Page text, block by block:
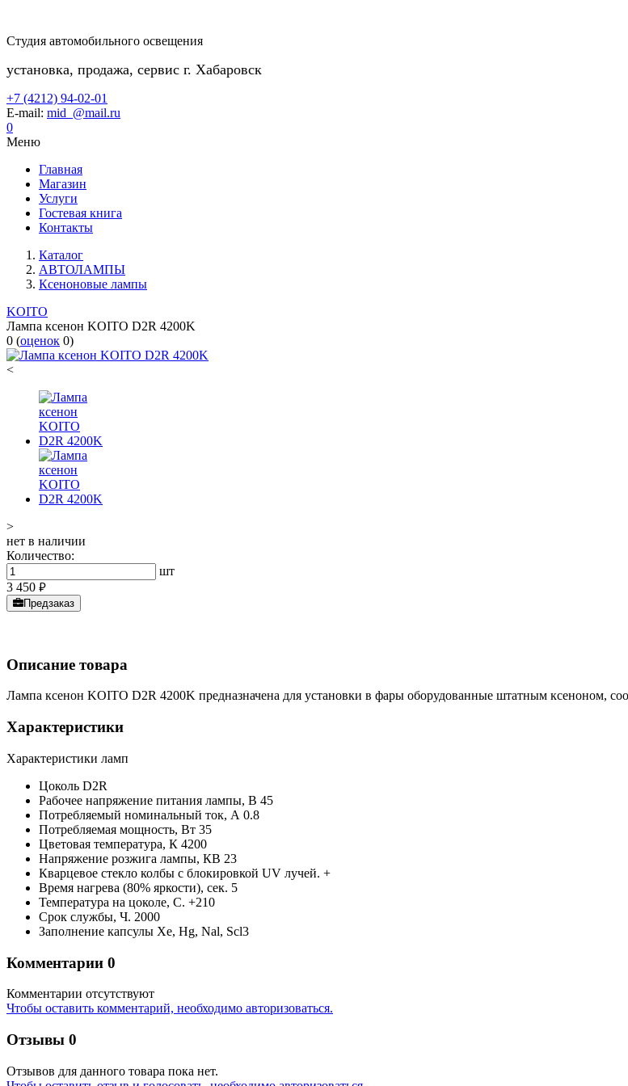
Студия автомобильного освещения
установка, продажа, сервис г. Хабаровск
+7 (4212) 94-02-01
E-mail: mid_@mail.ru
0
Меню
Главная
Магазин
Услуги
Гостевая книга
Контакты
Каталог
АВТОЛАМПЫ
Ксеноновые лампы
KOITO
Лампа ксенон KOITO D2R 4200K
0 (оценок 0)
<
>
нет в наличии
Количество:
шт
3 450 руб.
Предзаказ
Описание товара
Лампа ксенон KOITO D2R 4200K предназначена для установки в фары оборудованные штатным ксеноном,
Характеристики
Характеристики ламп
Цоколь D2R
Рабочее напряжение питания лампы, В 45
Потребляемый номинальный ток, А 0.8
Потребляемая мощность, Вт 35
Цветовая температура, К 4200
Напряжение розжига лампы, КВ 23
Кварцевое стекло колбы с блокировкой UV лучей. +
Время нагрева (80% яркости), сек. 5
Температура на цоколе, С. +210
Срок службы, Ч. 2000
Заполнение капсулы Xe, Hg, Nal, Scl3
Комментарии 0
Комментарии отсутствуют
Чтобы оставить комментарий, необходимо авторизоваться.
Отзывы 0
Отзывов для данного товара пока нет.